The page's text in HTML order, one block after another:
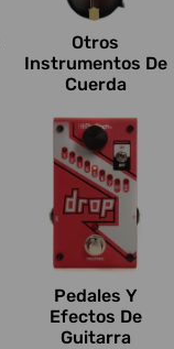
Otros
Instrumentos De
Cuerda
Pedales Y
Efectos De
Guitarra